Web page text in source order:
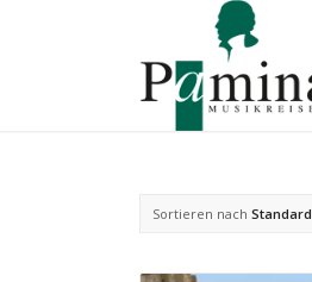
Sortieren nachStandard